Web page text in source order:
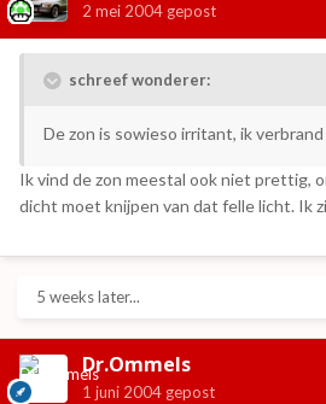
2 mei 2004 gepost
schreef wonderer:
De zon is sowieso irritant, ik
Ik vind de zon meestal ook niet prettig,
dicht moet knijpen van dat felle licht. Ik
5 weeks later...
Dr.Ommels
1 juni 2004 gepost